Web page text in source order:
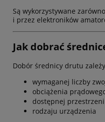
Są wykorzystywane
i przez elektroników
Jak dobrać
Dobór średnicy drutu
wymaganej liczby
obciążenia
dostępnej
rodzaju urządzenia